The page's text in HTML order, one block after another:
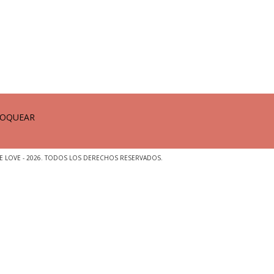
LOVE - 2026. TODOS LOS DERECHOS RESERVADOS.